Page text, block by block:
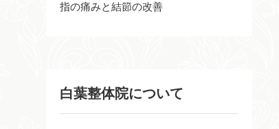
指の痛みと結節の改善
白葉整体院について